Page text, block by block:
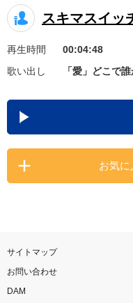
キャンペーン
お知らせ よくある
DAMの
カラオケ
スキマスイッ
再生時間
00:04:48
歌い出し
「愛」どこで
お気に
サイトマップ
お問い合わせ
DAM